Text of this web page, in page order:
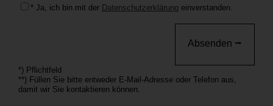
* Ja, ich bin mit der Datenschutzerklärung einverstanden.
*) Pflichtfeld
**) Füllen Sie bitte entweder E-Mail-Adresse oder Telefon aus,
damit wir Sie kontaktieren können.